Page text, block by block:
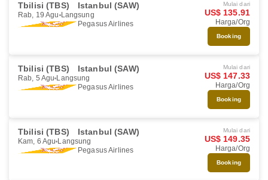
Tbilisi (TBS) Istanbul (SAW)
Rab, 19 Agu Langsung
Pegasus Airlines
Mulai dari
US$ 135.91
Harga/Org
Booking
Tbilisi (TBS) Istanbul (SAW)
Rab, 5 Agu Langsung
Pegasus Airlines
Mulai dari
US$ 147.33
Harga/Org
Booking
Tbilisi (TBS) Istanbul (SAW)
Kam, 6 Agu Langsung
Pegasus Airlines
Mulai dari
US$ 149.35
Harga/Org
Booking